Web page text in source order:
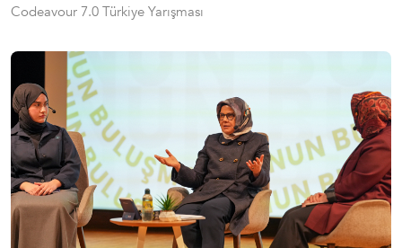
Codeavour 7.0 Türkiye Yarışması